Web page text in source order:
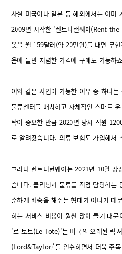
사실 미국이나 일본 등 해외에서는 이미
2009년 시작한 '렌트더런웨이(Rent the
옷을 월 159달러(약 20만원)를 내면 무
음에 들면 저렴한 가격에 구매도 가능하
이와 같은 사업이 가능한 이유 중 하나
물류센터를 배치하고 자체적인 스마트
탁이 중요한 만큼 2020년 당시 직원
로 알려졌습니다. 의류 보험도 가입해서
그러나 렌트더런웨이는 2021년 10월 상
습니다. 클리닝과 물류를 직접 담당하는
순하게 배송을 해주는 형태가 아니기 때
하는 서비스 비용이 훨씬 많이 들기 때문
'르 토트(Le Tote)'는 미국의 오래된 럭
(Lord&Taylor)'를 인수하면서 더욱 주